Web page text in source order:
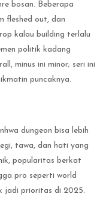
bosan. Beberapa
fleshed out, dan
kalau building terlalu
politik kadang
minus ini minor; seri ini
puncaknya.
dungeon bisa lebih
tawa, dan hati yang
popularitas berkat
pro seperti world
jadi prioritas di 2025.